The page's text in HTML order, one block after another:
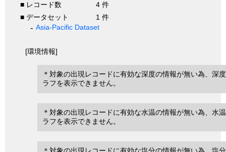
■ レコード数
4 件
■ データセット
1 件
Asia-Pacific Dataset
[環境情報]
＊対象の出現レコードに有効な深度の情報が無い為、深
ラフを表示できません。
＊対象の出現レコードに有効な水温の情報が無い為、水
ラフを表示できません。